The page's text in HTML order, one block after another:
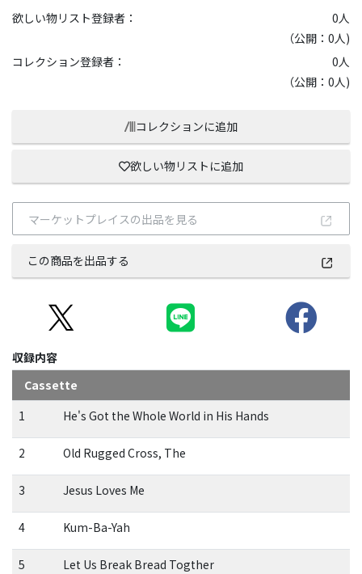
欲しい物リスト登録者： 0人
（公開：0人)
コレクション登録者：
0人
（公開：0人)
コレクションに追加
欲しい物リストに追加
マーケットプレイスの出品を見る
この商品を出品する
収録内容
Cassette
1
He's Got the Whole World in His Hands
2 Old Rugged Cross, The
3 Jesus Loves Me
4 Kum-Ba-Yah
5 Let Us Break Bread Togther